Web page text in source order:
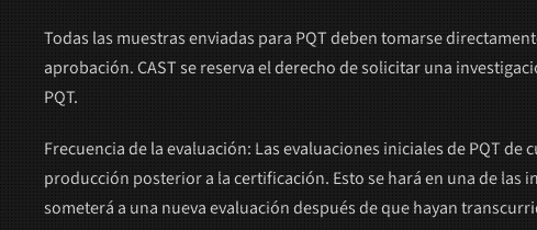
Todas las muestras enviadas para PQT deben tomarse
aprobación. CAST se reserva el derecho de solicitar una
PQT.
Frecuencia de la evaluación: Las evaluaciones iniciales de PQT
producción posterior a la certificación. Esto se hará en una de las
someterá a una nueva evaluación después de que hayan